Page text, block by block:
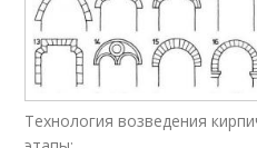
Технология возведения